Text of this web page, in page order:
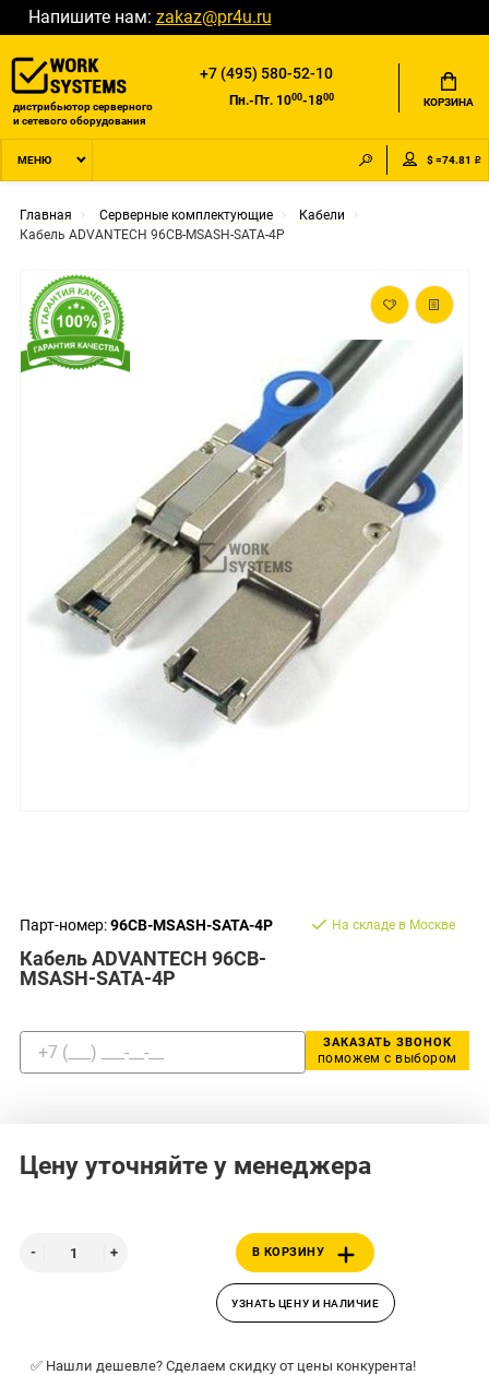
Напишите нам: zakaz@pr4u.ru
дистрибьютор серверного
и сетевого оборудования
+7 (495) 580-52-10
Пн.-Пт. 1000-1800 КОРЗИНА
МЕНЮ $ =74.81 ₽
Главная Серверные комплектующие
Кабели
Кабель ADVANTECH 96CB-MSASH-SATA-4P
Парт-номер:96CB-MSASH-SATA-4P
Кабель ADVANTECH 96CB-
MSASH-SATA-4P
На складе в Москве
ЗАКАЗАТЬ ЗВОНОК
поможем с выбором
Цену уточняйте у менеджера
В КОРЗИНУ
УЗНАТЬ ЦЕНУ И НАЛИЧИЕ
✅ Нашли дешевле? Сделаем скидку от цены конкурента!